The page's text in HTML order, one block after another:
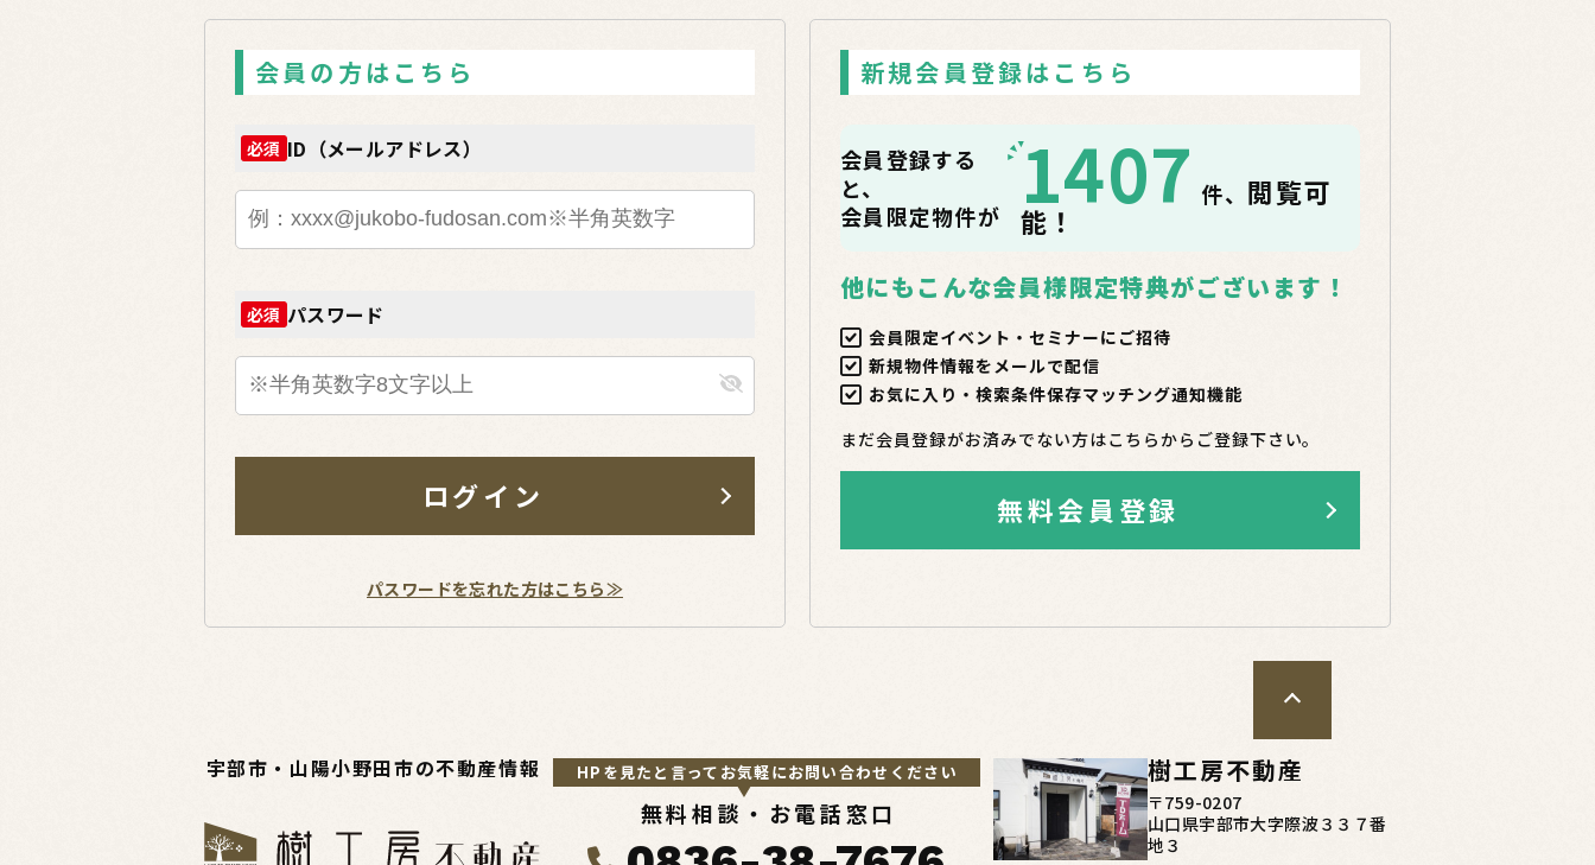
会員の方はこちら
必須 ID（メールアドレス）
必須 パスワード
ログイン
パスワードを忘れた方はこちら≫
新規会員登録はこちら
会員登録する
と、
会員限定物件が
1407 件、 閲覧可
能！
他にもこんな会員様限定特典がございます！
会員限定イベント・セミナーにご招待
新規物件情報をメールで配信
お気に入り・検索条件保存マッチング通知機能
まだ会員登録がお済みでない方はこちらからご登録下さい。
無料会員登録
宇部市・山陽小野田市の不動産情報 HPを見たと言ってお気軽にお問い合わせください
無料相談・お電話窓口
樹工房不動産
〒759-0207
山口県宇部市大字際波３３７番
地３